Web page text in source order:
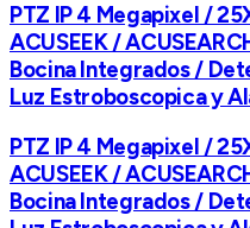
PTZ IP 4 Megapixel /
ACUSEEK /
Bocina Integrados /
Luz Estroboscopica y
PTZ IP 4 Megapixel /
ACUSEEK /
Bocina Integrados /